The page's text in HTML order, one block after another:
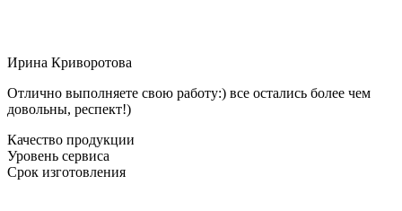
Ирина Криворотова
Отлично выполняете свою работу:) все остались более чем
довольны, респект!)
Качество продукции
Уровень сервиса
Срок изготовления